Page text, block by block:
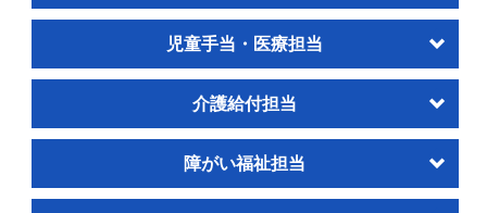
児童手当・医療担当
介護給付担当
障がい福祉担当